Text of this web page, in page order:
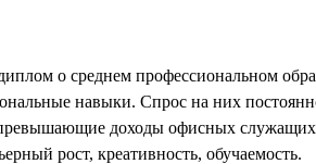
о среднем профессиональном
навыки. Спрос на них
доходы офисных
рост, креативность, обучаемость.